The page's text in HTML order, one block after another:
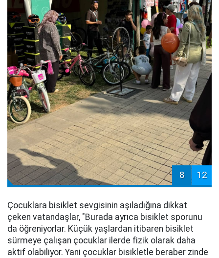
8 12
Çocuklara bisiklet sevgisinin aşıladığına dikkat
çeken vatandaşlar, "Burada ayrıca bisiklet sporunu
da öğreniyorlar. Küçük yaşlardan itibaren bisiklet
sürmeye çalışan çocuklar ilerde fizik olarak daha
aktif olabiliyor. Yani çocuklar bisikletle beraber zinde